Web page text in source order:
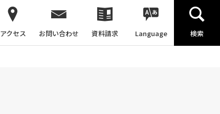
アクセス お問い合わせ 資料請求 Language 検索